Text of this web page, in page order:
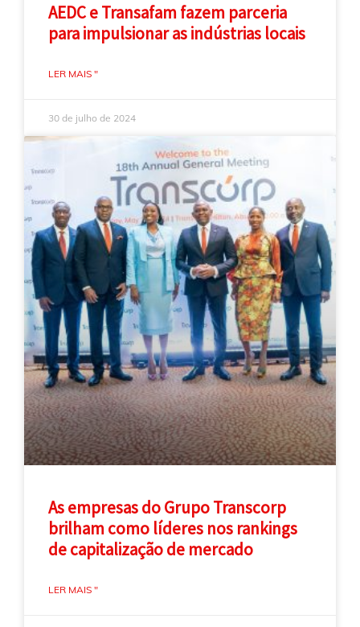
AEDC e Transafam fazem parceria
para impulsionar as indústrias locais
LER MAIS "
30 de julho de 2024
As empresas do Grupo Transcorp
brilham como líderes nos rankings
de capitalização de mercado
LER MAIS "